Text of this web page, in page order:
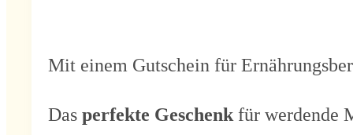
Mit einem Gutschein für
Dasperfekte Geschenk für werdende